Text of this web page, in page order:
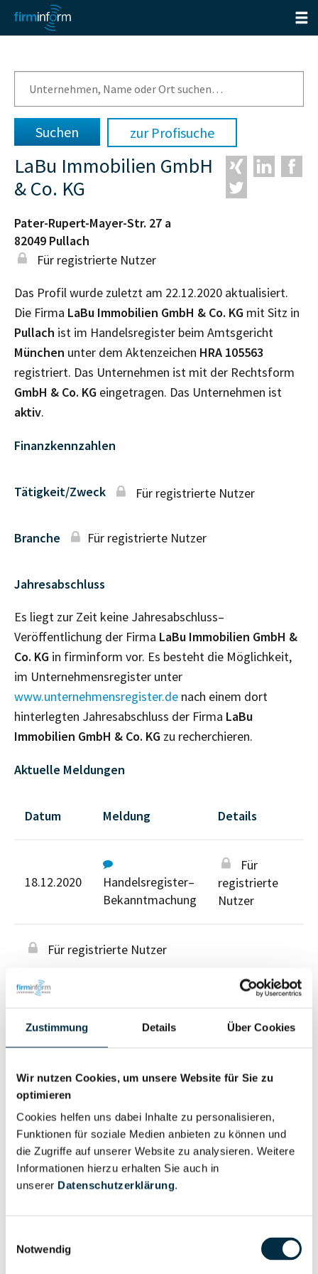
Zustimmung Details Über Cookies
Wir nutzen Cookies, um unsere Website für Sie zu
optimieren
Cookies helfen uns dabei Inhalte zu personalisieren,
Funktionen für soziale Medien anbieten zu können und
die Zugriffe auf unserer Website zu analysieren. Weitere
Informationen hierzu erhalten Sie auch in
unserer Datenschutzerklärung.
Notwendig
zur Profisuche
LaBu Immobilien GmbH
& Co. KG
Pater-Rupert-Mayer-Str. 27 a
82049 Pullach
Für registrierte Nutzer
Das Profil wurde zuletzt am 22.12.2020 aktualisiert.
Die Firma LaBu Immobilien GmbH & Co. KG mit Sitz in
Pullach ist im Handelsregister beim Amtsgericht
München unter dem Aktenzeichen HRA 105563
registriert. Das Unternehmen ist mit der Rechtsform
GmbH & Co. KG eingetragen. Das Unternehmen ist
aktiv.
Finanzkennzahlen
Tätigkeit/Zweck Für registrierte Nutzer
Branche Für registrierte Nutzer
Jahresabschluss
Es liegt zur Zeit keine Jahresabschluss–
Veröffentlichung der Firma LaBu Immobilien GmbH &
Co. KG in firminform vor. Es besteht die Möglichkeit,
im Unternehmensregister unter
www.unternehmensregister.de nach einem dort
hinterlegten Jahresabschluss der Firma LaBu
Immobilien GmbH & Co. KG zu recherchieren.
Aktuelle Meldungen
Datum Meldung Details
18.12.2020
Handelsregister–
Bekanntmachung
Für
registrierte
Nutzer
Für registrierte Nutzer
Gesellschafterstruktur
Vollständiges
Unternehmensprofil
anfragen